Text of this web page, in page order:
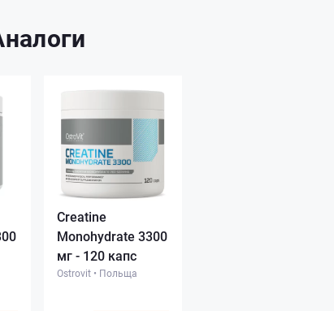
Creatine
Monohydrate 3300
мг - 120 капс
Ostrovit • Польща